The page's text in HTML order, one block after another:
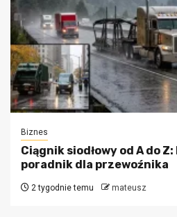
Biznes
Ciągnik siodłowy od A do
poradnik dla przewoźnika
2 tygodnie temu mateusz